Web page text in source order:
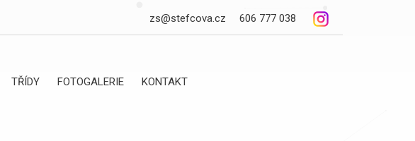
zs@stefcova.cz 606 777 038
TŘÍDY FOTOGALERIE KONTAKT